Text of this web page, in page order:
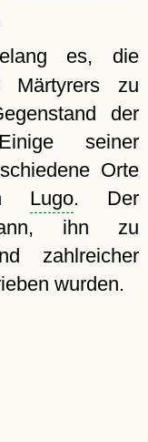
es, die
Märtyrers zu
der
seiner
Orte
Lugo. Der
ihn zu
zahlreicher
wurden.